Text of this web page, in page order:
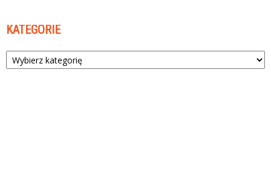
KATEGORIE
Kategorie